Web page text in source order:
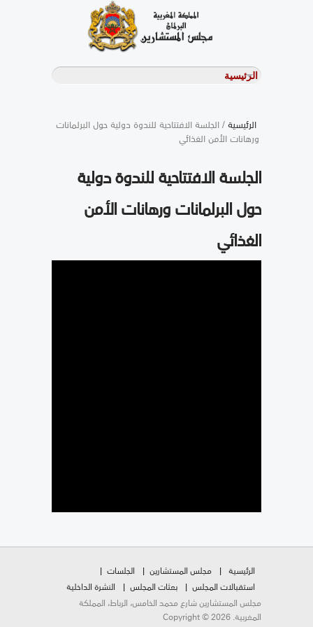
الرئيسية/ الجلسة الافتتاحية للندوة دولية حول البرلمانات
ورهانات الأمن الغذائي
الجلسة الافتتاحية للندوة دولية
حول البرلمانات ورهانات الأمن
الغذائي
الرئيسية مجلس المستشارين
الجلسات
استقبالات المجلس
بعثات المجلس
النشرة الداخلية
مجلس المستشارين شارع محمد الخامس، الرباط، المملكة
المغربية. Copyright © 2026